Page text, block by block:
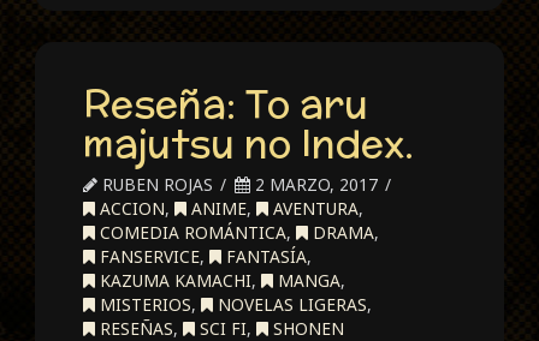
Reseña: To aru
majutsu no Index.
RUBEN ROJAS
2 MARZO, 2017
ACCION, ANIME, AVENTURA,
COMEDIA ROMÁNTICA, DRAMA,
FANSERVICE, FANTASÍA,
KAZUMA KAMACHI, MANGA,
MISTERIOS, NOVELAS LIGERAS,
RESEÑAS, SCI FI, SHONEN